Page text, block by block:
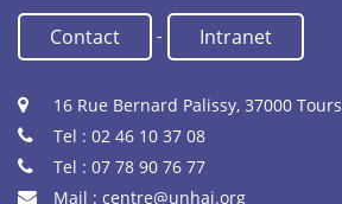
Contact - Intranet
16 Rue Bernard Palissy, 37000 Tours
Tel : 02 46 10 37 08
Tel : 07 78 90 76 77
Mail : centre@unhaj.org